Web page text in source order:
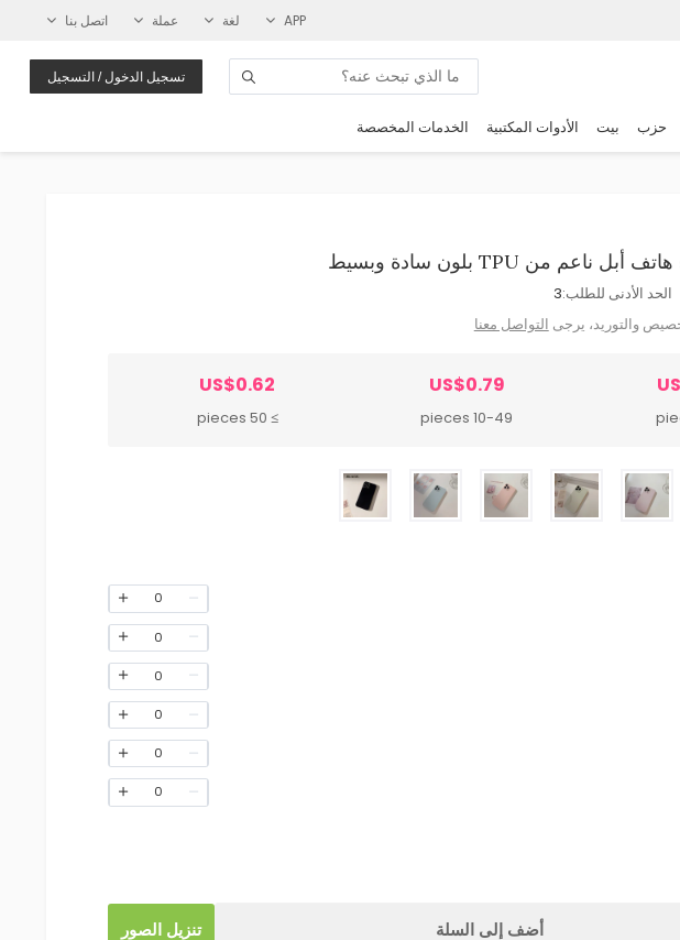
APP لغة عملة اتصل بنا
تسجيل الدخول / التسجيل
حزب بيت الأدوات المكتبية الخدمات المخصصة
الحد الأدنى للطلب:3
والتوريد، يرجى التواصل معنا
US$0.79
10-49 pieces
US$0.62
≥ 50 pieces
0
0
0
0
0
0
أضف إلى السلة تنزيل الصور